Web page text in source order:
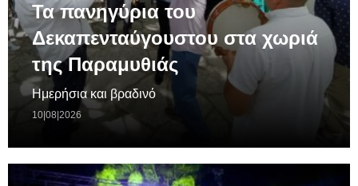
Τα πανηγύρια του
Δεκαπενταύγουστου στα χωριά
της Παραμυθιάς
Ημερήσια και βραδινό
10|08|2026